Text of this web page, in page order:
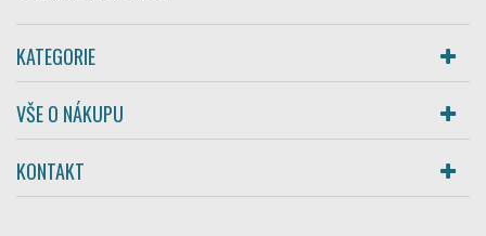
KATEGORIE
VŠE O NÁKUPU
KONTAKT